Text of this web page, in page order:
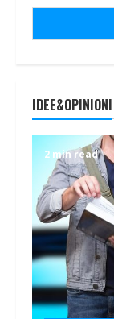
IDEE&OPINIONI
2 min read